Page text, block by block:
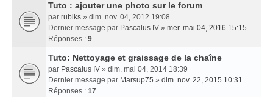
Tuto : ajouter une photo sur le forum
par rubiks » dim. nov. 04, 2012 19:08
Dernier message par Pascalus IV » mer. mai 04, 2016 15:15
Réponses : 9
Tuto: Nettoyage et graissage de la chaîne
par Pascalus IV » dim. mai 04, 2014 18:39
Dernier message par Marsup75 » dim. nov. 22, 2015 10:31
Réponses : 17